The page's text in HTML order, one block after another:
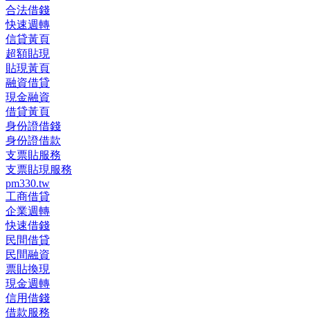
合法借錢
快速週轉
信貸黃頁
超額貼現
貼現黃頁
融資借貸
現金融資
借貸黃頁
身份證借錢
身份證借款
支票貼服務
支票貼現服務
pm330.tw
工商借貸
企業週轉
快速借錢
民間借貸
民間融資
票貼換現
現金週轉
信用借錢
借款服務